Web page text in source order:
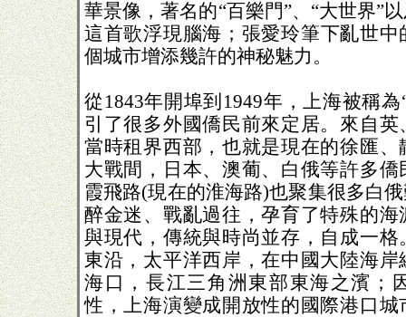
華景像，著名的“百樂門”、“大世界”
這首歌浮現腦海；張愛玲筆下亂世
個城市增添幾許的神秘魅力。
從1843年開埠到1949年，上海被稱
引了很多外國僑民前來定居。來自
當時租界西部，也就是現在的徐匯
大戰間，日本、澳葡、白俄等許多
霞飛路(現在的淮海路)也聚集很多白
醉金迷、戰亂過往，孕育了特殊的
與現代，傳統與時尚並存，自成一
東沿，太平洋西岸，在中國大陸海
海口，長江三角洲東部東海之濱；
性，上海演變成開放性的國際港口